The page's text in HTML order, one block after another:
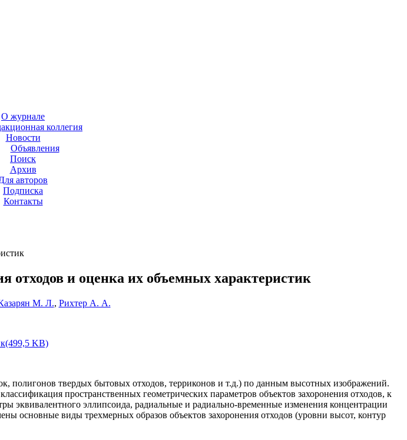
О журнале
коллегия
Новости
Объявления
Поиск
Архив
авторов
Подписка
Контакты
отходов и оценка их объемных характеристик
М. Л., Рихтер А. А.
KB)
полигонов твердых бытовых отходов, терриконов и т.д.) по данным высотных изображений.
пространственных геометрических параметров объектов захоронения отходов, к
эквивалентного эллипсоида, радиальные и радиально-временные изменения концентрации
основные виды трехмерных образов объектов захоронения отходов (уровни высот, контур